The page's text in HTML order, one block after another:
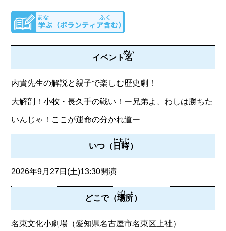
イベント名
めい
内貴先生の解説と親子で楽しむ歴史劇！
大解剖！小牧・長久手の戦い！ー兄弟よ、わしは勝ちた
いんじゃ！ここが運命の分かれ道ー
いつ（日時
にちじ
）
2026年9月27日(土)13:30開演
どこで（場所
ばしょ
）
名東文化小劇場（愛知県名古屋市名東区上社）